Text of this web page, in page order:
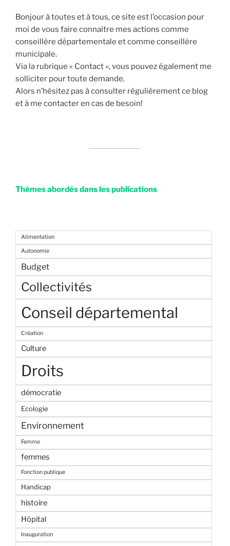
Bonjour à toutes et à tous, ce site est l’occasion pour
moi de vous faire connaître mes actions comme
conseillère départementale et comme conseillère
municipale.
Via la rubrique « Contact », vous pouvez également me
solliciter pour toute demande.
Alors n’hésitez pas à consulter régulièrement ce blog
et à me contacter en cas de besoin!
Thèmes abordés dans les publications
Alimentation
Autonomie
Budget
Collectivités
Conseil départemental
Création
Culture
Droits
démocratie
Ecologie
Environnement
Femme
femmes
Fonction publique
Handicap
histoire
Hôpital
Inauguration